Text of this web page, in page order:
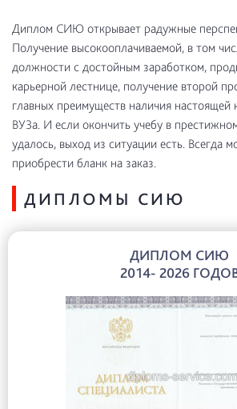
Диплом СИЮ открывает радужные
Получение высокооплачиваемой, в том
должности с достойным заработком,
карьерной лестнице, получение второй
главных преимуществ наличия настоящей
ВУЗа. И если окончить учебу в
удалось, выход из ситуации есть. Всегда
приобрести бланк на заказ.
ДИПЛОМЫ СИЮ
ДИПЛОМ СИЮ
2014- 2026